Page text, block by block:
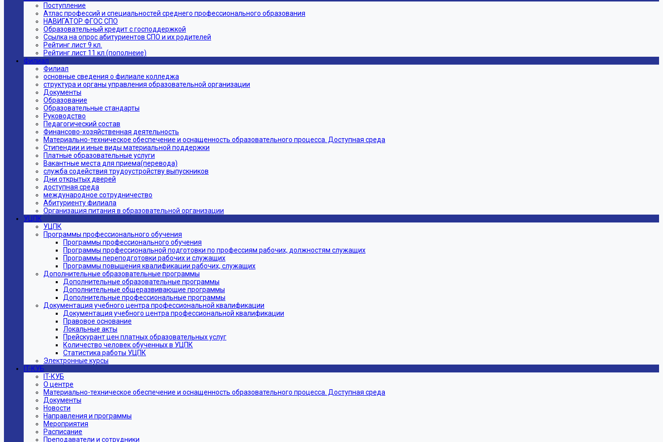
Поступление
Атлас профессий и специальностей среднего профессионального образования
НАВИГАТОР ФГОС СПО
Образовательный кредит с господдержкой
Ссылка на опрос абитуриентов СПО и их родителей
Рейтинг лист 9 кл.
Рейтинг лист 11 кл (пополнеие)
Филиал
Филиал
основные сведения о филиале колледжа
структура и органы управления образовательной организации
Документы
Образование
Образовательные стандарты
Руководство
Педагогический состав
Финансово-хозяйственная деятельность
Материально-техническое обеспечение и оснащенность образовательного процесса. Доступная среда
Стипендии и иные виды материальной поддержки
Платные образовательные услуги
Вакантные места для приема(перевода)
служба содействия трудоустройству выпускников
Дни открытых дверей
доступная среда
международное сотрудничество
Абитуриенту филиала
Организация питания в образовательной организации
УЦПК
УЦПК
Программы профессионального обучения
Программы профессионального обучения
Программы профессиональной подготовки по профессиям рабочих, должностям служащих
Программы переподготовки рабочих и служащих
Программы повышения квалификации рабочих, служащих
Дополнительные образовательные программы
Дополнительные образовательные программы
Дополнительные общеразвивающие программы
Дополнительные профессиональные программы
Документация учебного центра профессиональной квалификации
Документация учебного центра профессиональной квалификации
Правовое основание
Локальные акты
Прейскурант цен платных образовательных услуг
Количество человек обученных в УЦПК
Статистика работы УЦПК
Электронные курсы
IT-КУБ
IT-КУБ
О центре
Материально-техническое обеспечение и оснащенность образовательного процесса. Доступная среда
Документы
Новости
Направления и программы
Мероприятия
Расписание
Преподаватели и сотрудники